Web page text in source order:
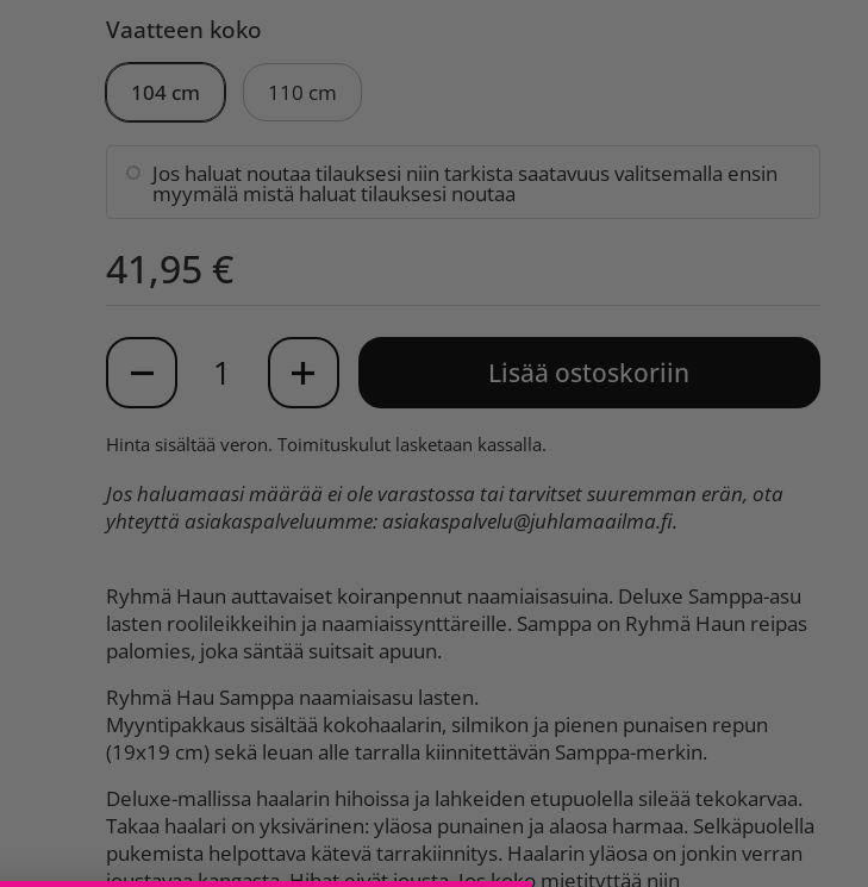
Vaatteen koko
104 cm 110 cm
Jos haluat noutaa tilauksesi niin tarkista saatavuus valitsemalla ensin
myymälä mistä haluat tilauksesi noutaa
41,95 €
Määrä
Lisää ostoskoriin
Hinta sisältää veron. Toimituskulut lasketaan kassalla.
Jos haluamaasi määrää ei ole varastossa tai tarvitset suuremman erän, ota
yhteyttä asiakaspalveluumme: asiakaspalvelu@juhlamaailma.fi.
Ryhmä Haun auttavaiset koiranpennut naamiaisasuina. Deluxe Samppa-asu
lasten roolileikkeihin ja naamiaissynttäreille. Samppa on Ryhmä Haun reipas
palomies, joka säntää suitsait apuun.
Ryhmä Hau Samppa naamiaisasu lasten.
Myyntipakkaus sisältää kokohaalarin, silmikon ja pienen punaisen repun
(19x19 cm) sekä leuan alle tarralla kiinnitettävän Samppa-merkin.
Deluxe-mallissa haalarin hihoissa ja lahkeiden etupuolella sileää tekokarvaa.
Takaa haalari on yksivärinen: yläosa punainen ja alaosa harmaa. Selkäpuolella
pukemista helpottava kätevä tarrakiinnitys. Haalarin yläosa on jonkin verran
joustavaa kangasta. Hihat eivät jousta. Jos koko mietityttää niin